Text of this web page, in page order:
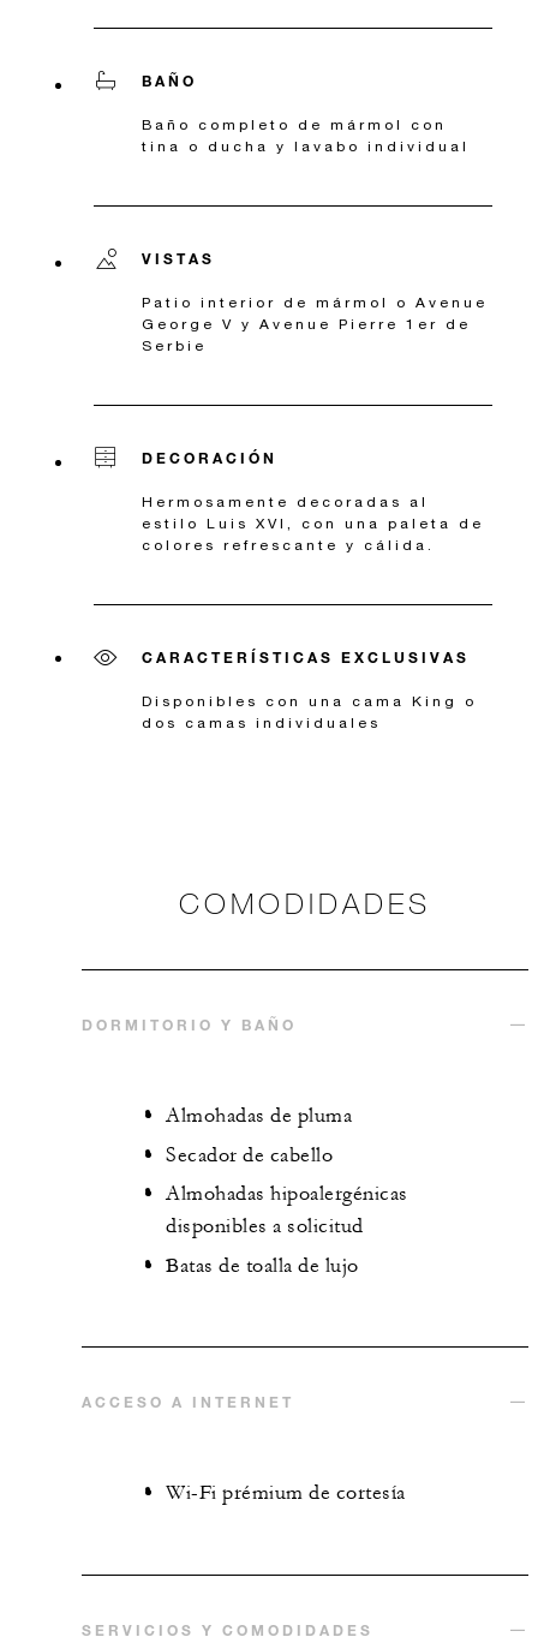
BAÑO
Baño completo de mármol con
tina o ducha y lavabo individual
VISTAS
Patio interior de mármol o Avenue
George V y Avenue Pierre 1er de
Serbie
DECORACIÓN
Hermosamente decoradas al
estilo Luis XVI, con una paleta de
colores refrescante y cálida.
CARACTERÍSTICAS EXCLUSIVAS
Disponibles con una cama King o
dos camas individuales
COMODIDADES
DORMITORIO Y BAÑO
Almohadas de pluma
Secador de cabello
Almohadas hipoalergénicas
disponibles a solicitud
Batas de toalla de lujo
ACCESO A INTERNET
Wi-Fi prémium de cortesía
SERVICIOS Y COMODIDADES